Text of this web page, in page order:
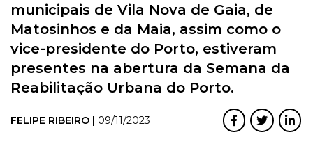
municipais de Vila Nova de Gaia, de
Matosinhos e da Maia, assim como o
vice-presidente do Porto, estiveram
presentes na abertura da Semana da
Reabilitação Urbana do Porto.
FELIPE RIBEIRO | 09/11/2023